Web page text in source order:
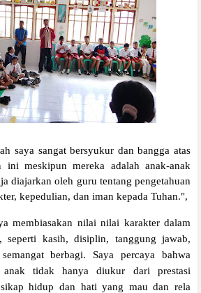
saya sangat bersyukur dan bangga atas
ini meskipun mereka adalah anak-anak
diajarkan oleh guru tentang pengetahuan
kepedulian, dan iman kepada Tuhan.",
membiasakan nilai nilai karakter dalam
seperti kasih, disiplin, tanggung jawab,
berbagi. Saya percaya bahwa
anak tidak hanya diukur dari prestasi
hidup dan hati yang mau dan rela